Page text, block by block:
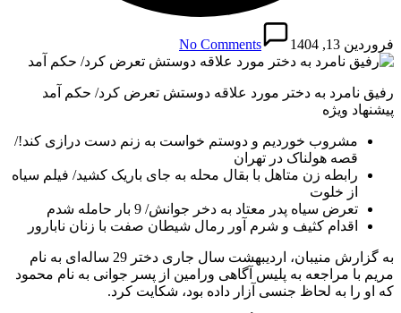
فروردین 13, 1404 No Comments
رفیق نامرد به دختر مورد علاقه دوستش تعرض کرد/ حکم آمد
پیشنهاد ویژه
مشروب خوردیم و دوستم خواست به زنم دست درازی کند!/
قصه هولناک در تهران
رابطه زن متاهل با بقال محله به جای باریک کشید/ فیلم سیاه
از خلوت
تعرض سیاه پدر معتاد به دخر جوانش/ 9 بار حامله شدم
اقدام کثیف و شرم آور رمال شیطان صفت با زنان نابارور
به گزارش منیبان، اردیبهشت سال ‌جاری دختر 29 ساله‌ای به نام
مریم با مراجعه به پلیس آگاهی ورامین از پسر جوانی به نام محمود
که او را به لحاظ جنسی آزار داده بود، شکایت کرد.